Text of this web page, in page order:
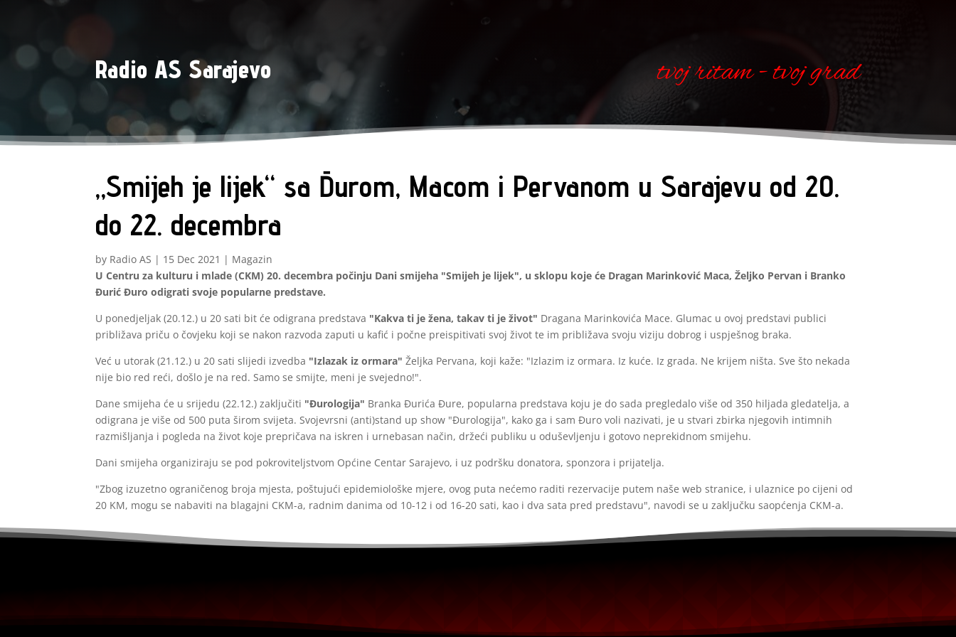
Radio AS Sarajevo tvoj ritam - tvoj grad
„Smijeh je lijek“ sa Đurom, Macom i Pervanom u Sarajevu od 20.
do 22. decembra
by Radio AS | 15 Dec 2021 | Magazin
U Centru za kulturu i mlade (CKM) 20. decembra počinju Dani smijeha "Smijeh je lijek", u sklopu koje će Dragan Marinković Maca, Željko Pervan i Branko
Đurić Đuro odigrati svoje popularne predstave.
U ponedjeljak (20.12.) u 20 sati bit će odigrana predstava "Kakva ti je žena, takav ti je život" Dragana Marinkovića Mace. Glumac u ovoj predstavi publici
približava priču o čovjeku koji se nakon razvoda zaputi u kafić i počne preispitivati svoj život te im približava svoju viziju dobrog i uspješnog braka.
Već u utorak (21.12.) u 20 sati slijedi izvedba "Izlazak iz ormara" Željka Pervana, koji kaže: "Izlazim iz ormara. Iz kuće. Iz grada. Ne krijem ništa. Sve što nekada
nije bio red reći, došlo je na red. Samo se smijte, meni je svejedno!".
Dane smijeha će u srijedu (22.12.) zaključiti "Đurologija" Branka Đurića Đure, popularna predstava koju je do sada pregledalo više od 350 hiljada gledatelja, a
odigrana je više od 500 puta širom svijeta. Svojevrsni (anti)stand up show "Đurologija", kako ga i sam Đuro voli nazivati, je u stvari zbirka njegovih intimnih
razmišljanja i pogleda na život koje prepričava na iskren i urnebasan način, držeći publiku u oduševljenju i gotovo neprekidnom smijehu.
Dani smijeha organiziraju se pod pokroviteljstvom Općine Centar Sarajevo, i uz podršku donatora, sponzora i prijatelja.
"Zbog izuzetno ograničenog broja mjesta, poštujući epidemiološke mjere, ovog puta nećemo raditi rezervacije putem naše web stranice, i ulaznice po cijeni od
20 KM, mogu se nabaviti na blagajni CKM-a, radnim danima od 10-12 i od 16-20 sati, kao i dva sata pred predstavu", navodi se u zaključku saopćenja CKM-a.